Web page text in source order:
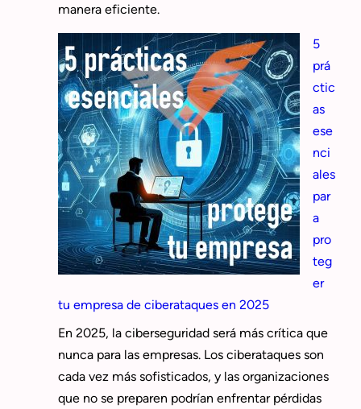
manera eficiente.
5
prá
ctic
as
ese
nci
ales
par
a
pro
teg
er
tu empresa de ciberataques en 2025
En 2025, la ciberseguridad será más crítica que
nunca para las empresas. Los ciberataques son
cada vez más sofisticados, y las organizaciones
que no se preparen podrían enfrentar pérdidas